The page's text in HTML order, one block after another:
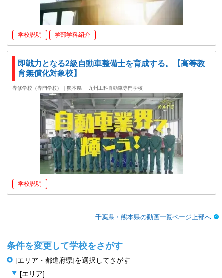
学校説明 学部学科紹介
即戦力となる2級自動車整備士を育成する。【高等教
育無償化対象校】
専修学校（専門学校）｜熊本県 九州工科自動車専門学校
学校説明
千葉県・熊本県の動画一覧ページ上部へ
条件を変更して学校をさがす
[エリア・都道府県]を選択してさがす
[エリア]